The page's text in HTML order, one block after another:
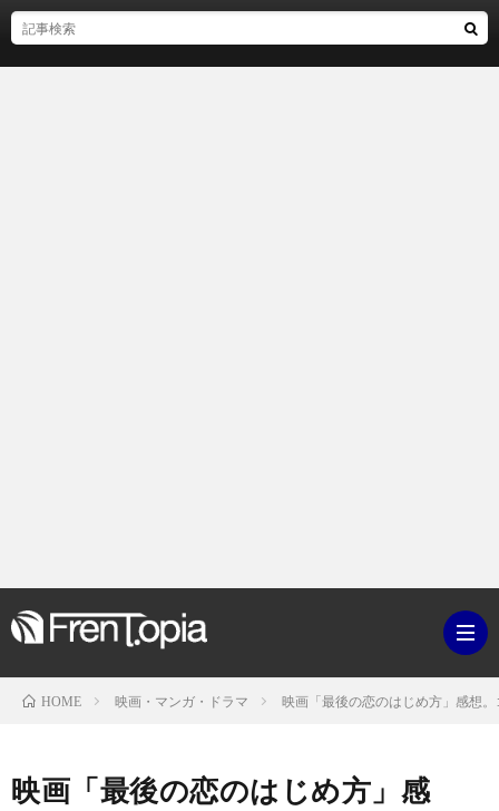
HOME 映画・マンガ・ドラマ 映画「最後の恋のはじめ方」感想
映画「最後の恋のはじめ方」感